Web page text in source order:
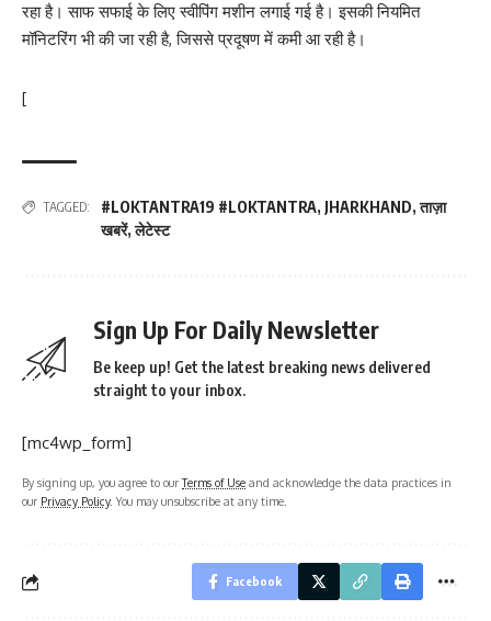
रहा है। साफ सफाई के लिए स्वीपिंग मशीन लगाई गई है। इसकी नियमित
मॉनिटरिंग भी की जा रही है, जिससे प्रदूषण में कमी आ रही है।
[
TAGGED: #LOKTANTRA19 #LOKTANTRA, JHARKHAND,ताज़ा
खबरें,लेटेस्ट
Sign Up For Daily Newsletter
Be keep up! Get the latest breaking news delivered
straight to your inbox.
[mc4wp_form]
By signing up, you agree to ourTerms of Use and acknowledge the data practices in
our Privacy Policy. You may unsubscribe at any time.
Facebook